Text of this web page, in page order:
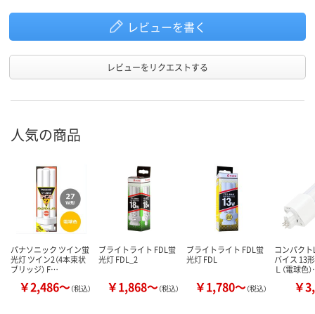
レビューを書く
レビューをリクエストする
人気の商品
パナソニック ツイン蛍
光灯 ツイン2（4本束状
ブリッジ） F…
￥2,486～（税込）
ブライトライト FDL蛍
光灯 FDL_2
￥1,868～（税込）
ブライトライト FDL蛍
光灯 FDL
￥1,780～（税込）
コンパクト
バイス 13
Ｌ（電球色
￥